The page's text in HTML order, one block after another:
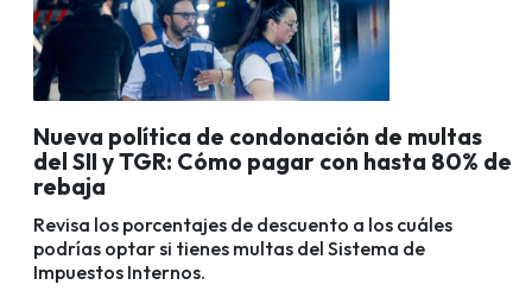
Nueva política de condonación de multas
del SII y TGR: Cómo pagar con hasta 80% de
rebaja
Revisa los porcentajes de descuento a los cuáles
podrías optar si tienes multas del Sistema de
Impuestos Internos.